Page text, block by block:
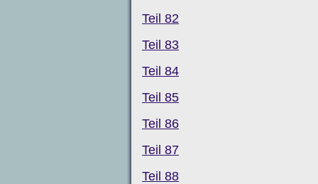
Teil 82
Teil 83
Teil 84
Teil 85
Teil 86
Teil 87
Teil 88